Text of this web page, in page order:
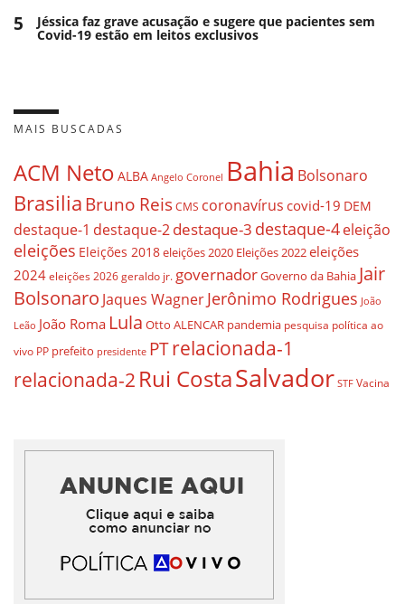
5 Jéssica faz grave acusação e sugere que pacientes sem
Covid-19 estão em leitos exclusivos
MAIS BUSCADAS
ACM Neto ALBA Angelo Coronel Bahia Bolsonaro
BrasiliaBruno ReisCMS coronavírus covid-19 DEM
destaque-1 destaque-2destaque-3 destaque-4eleição
eleições Eleições 2018eleições 2020 Eleições 2022eleições
2024 eleições 2026 geraldo jr. governadorGoverno da Bahia Jair
Bolsonaro Jaques WagnerJerônimo Rodrigues João
Leão João Roma Lula Otto ALENCAR pandemia pesquisa política ao
vivo PP prefeito presidente PTrelacionada-1
relacionada-2 Rui CostaSalvador STF Vacina